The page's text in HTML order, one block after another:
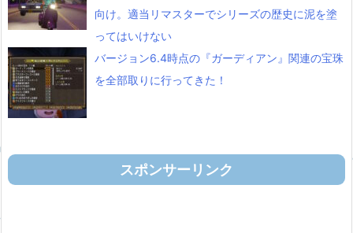
向け。適当リマスターでシリーズの歴史に泥を塗
ってはいけない
バージョン6.4時点の『ガーディアン』関連の宝珠
を全部取りに行ってきた！
スポンサーリンク